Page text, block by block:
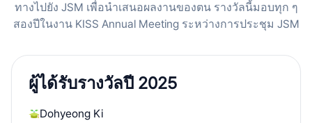
ทางไปยัง JSM เพื่อนำเสนอผลงานของตน รางวัลนี้มอบทุก ๆ
สองปีในงาน KISS Annual Meeting ระหว่างการประชุม JSM
ผู้ได้รับรางวัลปี 2025
Dohyeong Ki